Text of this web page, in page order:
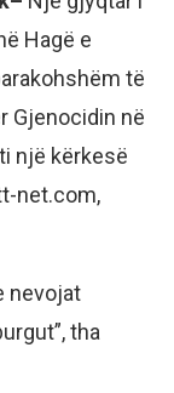
Hagë e
të
Gjenocidin në
një kërkesë
net.com,
nevojat
tha